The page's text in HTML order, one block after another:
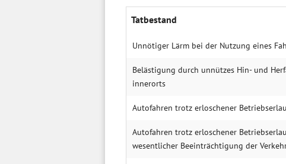
Tatbestand
Unnötiger Lärm bei der Nutzung eines
Belästigung durch unnützes Hin- und
innerorts
Autofahren trotz erloschener
Autofahren trotz erloschener
wesentlicher Beeinträchtigung der